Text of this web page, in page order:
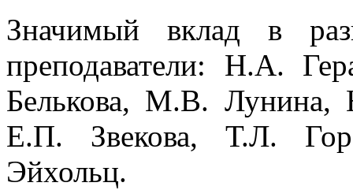
Значимый вклад в
преподаватели: Н.А.
Белькова, М.В. Лунина,
Е.П. Звекова, Т.Л.
Эйхольц.